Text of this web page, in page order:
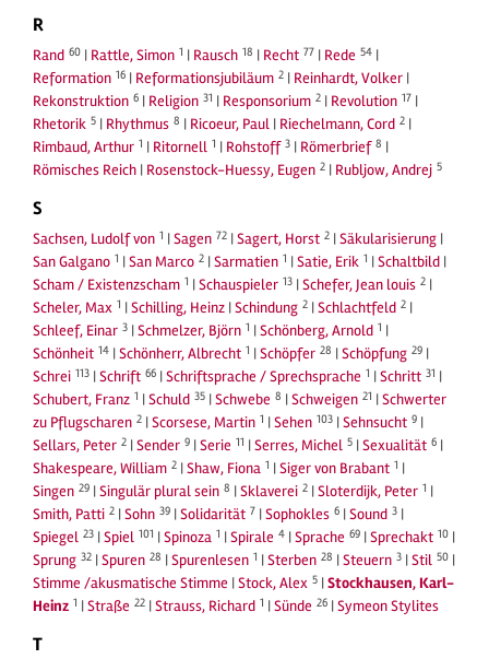
R
Rand 60 | Rattle, Simon 1 | Rausch 18 | Recht 77 | Rede 54 |
Reformation 16 | Reformationsjubiläum 2 | Reinhardt, Volker |
Rekonstruktion 6 | Religion 31 | Responsorium 2 | Revolution 17 |
Rhetorik 5 | Rhythmus 8 | Ricoeur, Paul | Riechelmann, Cord 2 |
Rimbaud, Arthur 1 | Ritornell 1 | Rohstoff 3 | Römerbrief 8 |
Römisches Reich | Rosenstock-Huessy, Eugen 2 | Rubljow, Andrej 5
S
Sachsen, Ludolf von 1 |Sagen 72 |Sagert, Horst 2 |Säkularisierung |
San Galgano 1 |San Marco 2 |Sarmatien 1 |Satie, Erik 1 |Schaltbild |
Scham / Existenzscham 1 |Schauspieler 13 |Schefer, Jean louis 2 |
Scheler, Max 1 |Schilling, Heinz |Schindung 2 |Schlachtfeld 2 |
Schleef, Einar 3 |Schmelzer, Björn 1 |Schönberg, Arnold 1 |
Schönheit 14 |Schönherr, Albrecht 1 |Schöpfer 28 |Schöpfung 29 |
Schrei 113 |Schrift 66 |Schriftsprache / Sprechsprache 1 |Schritt 31 |
Schubert, Franz 1 |Schuld 35 |Schwebe 8 |Schweigen 21 |Schwerter
zu Pflugscharen 2 |Scorsese, Martin 1 |Sehen 103 |Sehnsucht 9 |
Sellars, Peter 2 |Sender 9 |Serie 11 |Serres, Michel 5 |Sexualität 6 |
Shakespeare, William 2 |Shaw, Fiona 1 |Siger von Brabant 1 |
Singen 29 |Singulär plural sein 8 |Sklaverei 2 |Sloterdijk, Peter 1 |
Smith, Patti 2 |Sohn 39 |Solidarität 7 |Sophokles 6 |Sound 3 |
Spiegel 23 |Spiel 101 |Spinoza 1 |Spirale 4 |Sprache 69 |Sprechakt 10 |
Sprung 32 |Spuren 28 |Spurenlesen 1 |Sterben 28 |Steuern 3 |Stil 50 |
Stimme /akusmatische Stimme |Stock, Alex 5 |Stockhausen, Karl-
Heinz 1 |Straße 22 |Strauss, Richard 1 |Sünde 26 |Symeon Stylites
T